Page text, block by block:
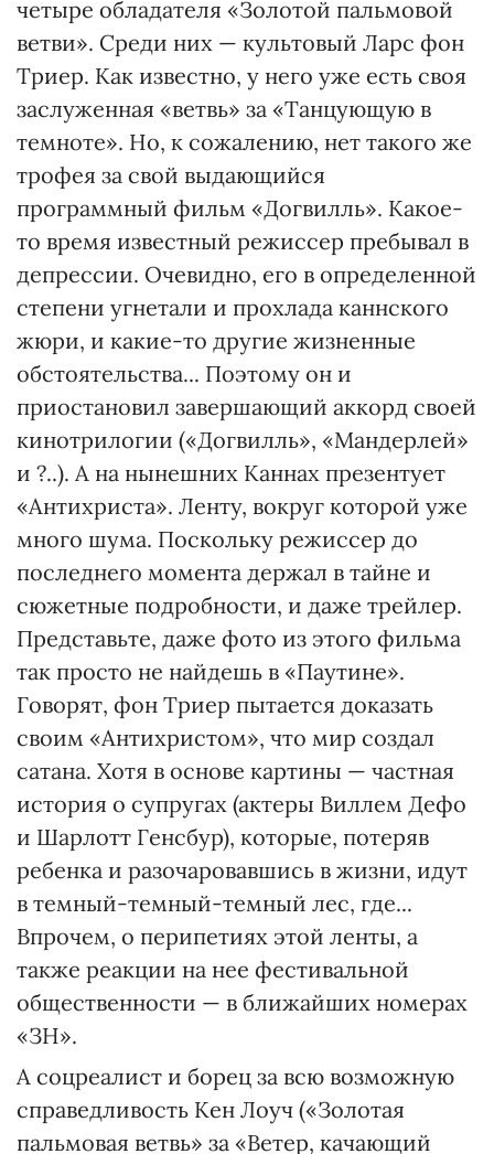
четыре обладателя «Золотой пальмовой
ветви». Среди них — культовый Ларс фон
Триер. Как известно, у него уже есть своя
заслуженная «ветвь» за «Танцующую в
темноте». Но, к сожалению, нет такого же
трофея за свой выдающийся
программный фильм «Догвилль». Какое-
то время известный режиссер пребывал в
депрессии. Очевидно, его в определенной
степени угнетали и прохлада каннского
жюри, и какие-то другие жизненные
обстоятельства... Поэтому он и
приостановил завершающий аккорд своей
кинотрилогии («Догвилль», «Мандерлей»
и ?..). А на нынешних Каннах презентует
«Антихриста». Ленту, вокруг которой уже
много шума. Поскольку режиссер до
последнего момента держал в тайне и
сюжетные подробности, и даже трейлер.
Представьте, даже фото из этого фильма
так просто не найдешь в «Паутине».
Говорят, фон Триер пытается доказать
своим «Антихристом», что мир создал
сатана. Хотя в основе картины — частная
история о супругах (актеры Виллем Дефо
и Шарлотт Генсбур), которые, потеряв
ребенка и разочаровавшись в жизни, идут
в темный-темный-темный лес, где...
Впрочем, о перипетиях этой ленты, а
также реакции на нее фестивальной
общественности — в ближайших номерах
«ЗН».
А соцреалист и борец за всю возможную
справедливость Кен Лоуч («Золотая
пальмовая ветвь» за «Ветер, качающий